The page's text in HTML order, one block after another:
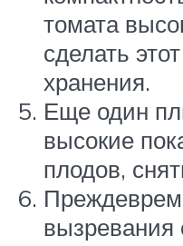
томата
сделать
хранения.
Еще один
высокие
плодов,
вызревания